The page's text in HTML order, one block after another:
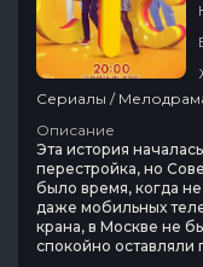
Сериалы /
Описание
Эта история
перестройка, но
было время, когда
даже мобильных
крана, в Москве не
спокойно оставляли